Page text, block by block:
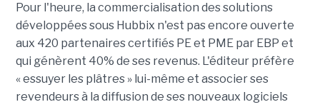
Pour l'heure, la commercialisation des solutions
développées sous Hubbix n'est pas encore ouverte
aux 420 partenaires certifiés PE et PME par EBP et
qui génèrent 40% de ses revenus. L'éditeur préfère
« essuyer les plâtres » lui-même et associer ses
revendeurs à la diffusion de ses nouveaux logiciels